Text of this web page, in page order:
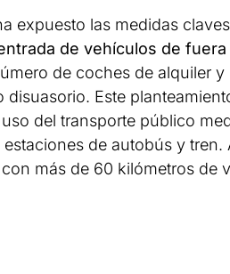
expuesto las medidas
de vehículos de
de coches de alquiler
disuasorio. Este
del transporte público
estaciones de autobús y
más de 60 kilómetros de